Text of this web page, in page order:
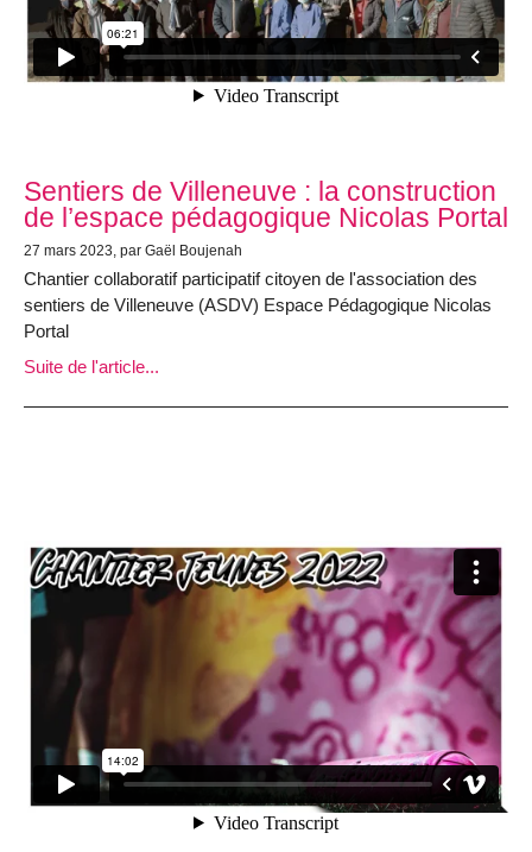
Sentiers de Villeneuve : la construction
de l’espace pédagogique Nicolas Portal
27 mars 2023, par Gaël Boujenah
Chantier collaboratif participatif citoyen de l'association des
sentiers de Villeneuve (ASDV) Espace Pédagogique Nicolas
Portal
Suite de l'article...